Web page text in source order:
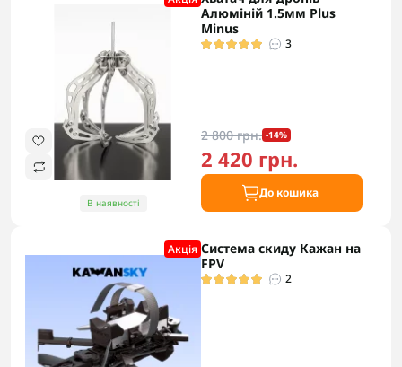
В наявності
Алюміній 1.5мм Plus
Minus
3
2 800 грн. -14%
2 420 грн.
До кошика
Акцiя Система скиду Кажан на
FPV
2